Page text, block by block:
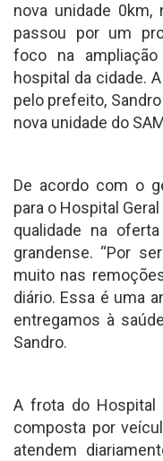
nova unidade 0km,
passou por um
foco na
hospital da cidade.
pelo prefeito,
nova unidade do
De acordo com o
para o Hospital
qualidade na
grandense. “Por
muito nas
diário. Essa é uma
entregamos à
Sandro.
A frota do Hospital
composta por
atendem